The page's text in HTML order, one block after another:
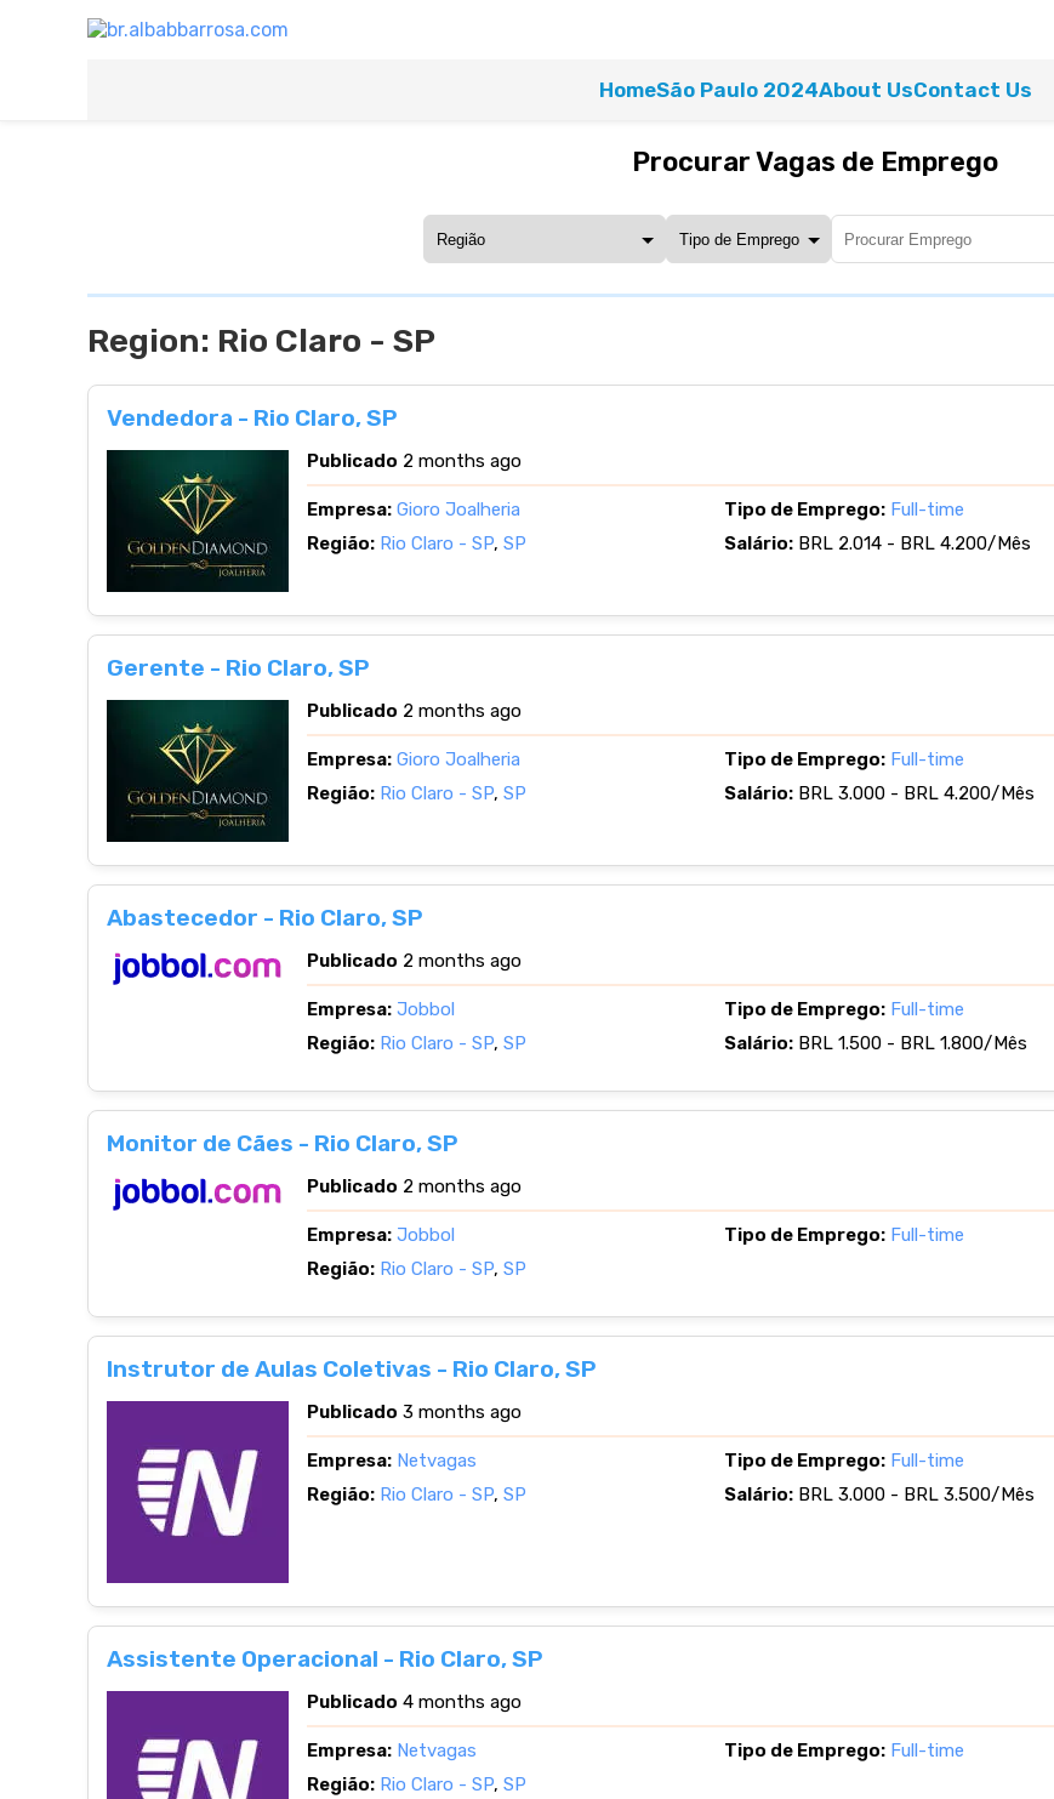
HomeSão Paulo 2024About UsContact Us
Procurar Vagas de Emprego
Region: Rio Claro - SP
Vendedora - Rio Claro, SP
Publicado 2 months ago
Empresa: Gioro Joalheria Tipo de Emprego: Full-time
Região: Rio Claro - SP, SP Salário: BRL 2.014 - BRL 4.200/Mês
Gerente - Rio Claro, SP
Publicado 2 months ago
Empresa: Gioro Joalheria Tipo de Emprego: Full-time
Região: Rio Claro - SP, SP Salário: BRL 3.000 - BRL 4.200/Mês
Abastecedor - Rio Claro, SP
Publicado 2 months ago
Empresa: Jobbol Tipo de Emprego: Full-time
Região: Rio Claro - SP, SP Salário: BRL 1.500 - BRL 1.800/Mês
Monitor de Cães - Rio Claro, SP
Publicado 2 months ago
Empresa: Jobbol Tipo de Emprego: Full-time
Região: Rio Claro - SP, SP
Instrutor de Aulas Coletivas - Rio Claro, SP
Publicado 3 months ago
Empresa: Netvagas Tipo de Emprego: Full-time
Região: Rio Claro - SP, SP Salário: BRL 3.000 - BRL 3.500/Mês
Assistente Operacional - Rio Claro, SP
Publicado 4 months ago
Empresa: Netvagas Tipo de Emprego: Full-time
Região: Rio Claro - SP, SP